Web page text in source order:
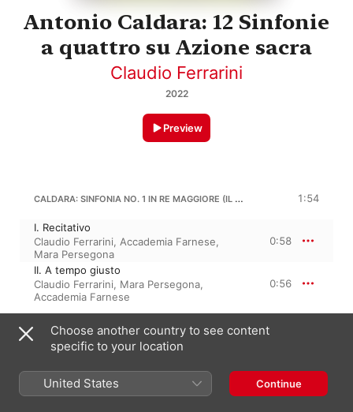
Antonio Caldara: 12 Sinfonie
a quattro su Azione sacra
Claudio Ferrarini
2022
Preview
CALDARA: SINFONIA NO. 1 IN RE MAGGIORE (IL MARTIRIO DI SAN TENRENZIANO) 1:54
I. Recitativo
Claudio Ferrarini, Accademia Farnese,
Mara Persegona
0:58
II. A tempo giusto
Claudio Ferrarini, Mara Persegona,
Accademia Farnese
0:56
ANTONIO CALDARA
Maddalena ai piedi di Cristo
III. Allegro
Claudio Ferrarini
1:51
Choose another country to see content
specific to your location
United States Continue